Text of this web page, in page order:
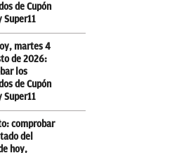
de Cupón
Super11
martes 4
de 2026:
los
de Cupón
Super11
comprobar
del
hoy,